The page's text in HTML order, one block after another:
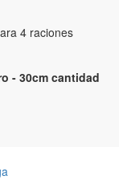
4 raciones
- 30cm cantidad